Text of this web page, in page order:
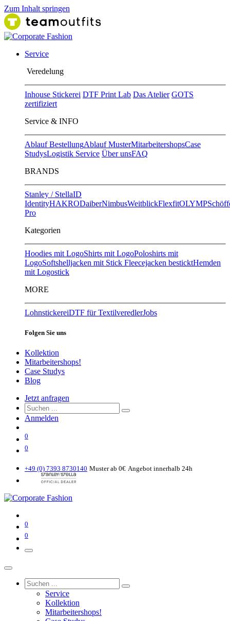
Zum Inhalt springen
Service
Ver​edelung
Inhouse Stickerei DTF Print Lab Das Atelier GOTS
zertifiziert
Service & INFO
Ablauf BestellungAblauf MusterMitarbeitershopsCase
StudysLogistik Service Über unsFAQ
BRANDS
Stanley / StellaID
IdentityHAKRODaiberNimbusWeitblickFlexfitOLYMP
Pro
Kategorien
Hoodies mit LogoShirts mit LogoPoloshirts mit
LogoSoftshelljacken mit Stick Fleecejacken besticktHemden
mit Logostick
MORE
LohnstickereiDTF für TextilveredlerJobs
Folgen Sie uns
Kollektion
Mitarbeitershops!
Case Studys
Blog
Jetzt anfragen
Anmelden
0
0
+49 (0) 7393 8730140 Muster ab 0€ Angebot innerhalb 24h
0
0
Service
Kollektion
Mitarbeitershops!